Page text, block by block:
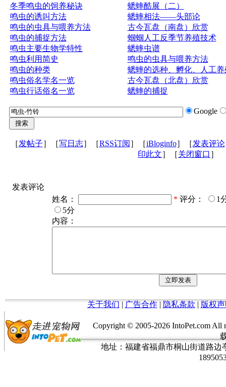
冬季鸣虫的饲养秘诀
鸣虫的诱叫方法
鸣虫的虫具与喂养方法
鸣虫的捕捉方法
鸣虫主要生物学特性
鸣虫利用简史
鸣虫的种类
鸣虫俗名学名一览
鸣虫行话俗名一览
蟋蟀酷展（二）
蟋蟀相法——头部论
古今瓦盘（南盘）欣赏
蝈蝈人工反季节养殖技术
蟋蟀虫谱
鸣虫的虫具与喂养方法
蟋蟀的选种、孵化、人工养
古今瓦盘（北盘）欣赏
蟋蟀的捕捉
Google
［发帖子］［写日志］［RSS订阅 ］［iBloginfo］［发表评论
印此文］［关闭窗口 ］
发表评论
姓名：
* 评分：
1
5分
内容：
关于我们 | 广告合作| 隐私条款 | 版权
Copyright © 2005-2026 IntoPet.com
地址：福建省福鼎市桐山街道路边